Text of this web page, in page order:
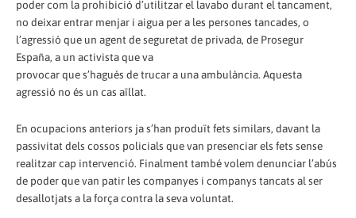
poder com la prohibició d’utilitzar el lavabo durant el tancament,
no deixar entrar menjar i aigua per a les persones tancades, o
l’agressió que un agent de seguretat de privada, de Prosegur
España, a un activista que va
provocar que s’hagués de trucar a una ambulància. Aquesta
agressió no és un cas aïllat.
En ocupacions anteriors ja s’han produït fets similars, davant la
passivitat dels cossos policials que van presenciar els fets sense
realitzar cap intervenció. Finalment també volem denunciar l’abús
de poder que van patir les companyes i companys tancats al ser
desallotjats a la força contra la seva voluntat.